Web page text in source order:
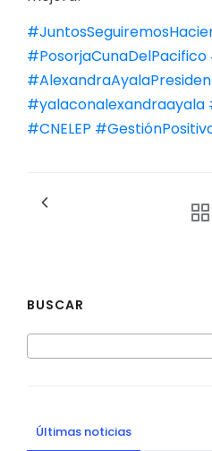
#PosorjaCunaDelPacifico
#yalaconalexandraayala
#CNELEP
BUSCAR
Últimas noticias